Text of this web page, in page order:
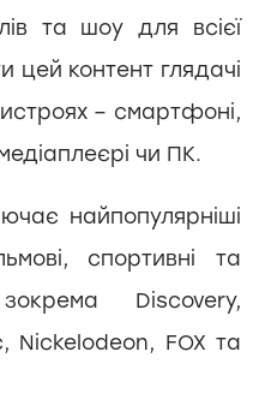
та шоу для всієї
цей контент глядачі
– смартфоні,
чи ПК.
найпопулярніші
спортивні та
Discovery,
Nickelodeon, FOX та